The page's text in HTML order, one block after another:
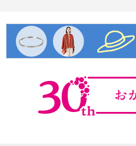
Ｇ、結晶セルロース、ステア
ン酸スクロース、ポリソルベ
ン、パンテノール、酢酸トコ
ンジン根エキス、アーモンド
サンジオール、セルロース、